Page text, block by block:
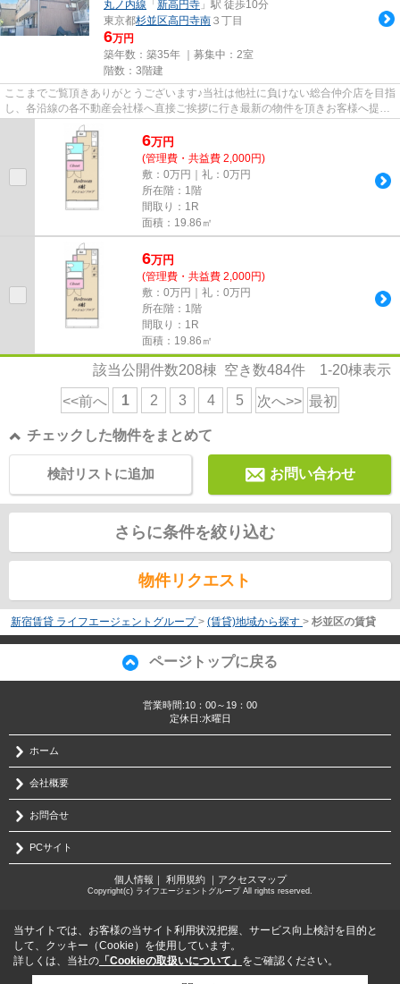
丸ノ内線 「 新高円寺 」駅 徒歩10分
東京都杉並区高円寺南 ３丁目
6万円
築年数：築35年 ｜募集中： 2室
階数：3階建
ここまでご覧頂きありがとうございます♪当社は他社に負けない総合仲介店を目指
し、各沿線の各不動産会社様へ直接ご挨拶に行き最新の物件を頂きお客様へ提供
しております！最新の情報は...
6万円
(管理費・共益費 2,000円)
敷：0万円｜礼：0万円
所在階：1階
間取り：1R
面積：19.86㎡
6万円
(管理費・共益費 2,000円)
敷：0万円｜礼：0万円
所在階：1階
間取り：1R
面積：19.86㎡
該当公開件数208棟 空き数484件 1-20棟表示
<<前へ 1 2 3 4 5 次へ>> 最初
チェックした物件をまとめて
お問い合わせ
検討リストに追加
さらに条件を絞り込む
物件リクエスト
新宿賃貸 ライフエージェントグループ > (賃貸)地域から探す > 杉並区の賃貸
ページトップに戻る
営業時間:10：00～19：00
定休日:水曜日
ホーム
会社概要
お問合せ
PCサイト
個人情報 ｜ 利用規約｜ アクセスマップ
Copyright(c) ライフエージェントグループ All rights reserved.
当サイトでは、お客様の当サイト利用状況把握、サービス向上検討を目的と
して、クッキー（Cookie）を使用しています。
詳しくは、当社の 「Cookieの取扱いについて」 をご確認ください。